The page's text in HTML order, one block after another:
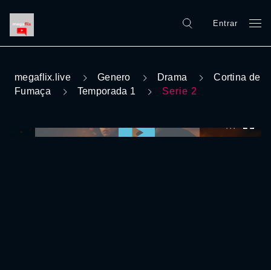
Entrar
megaflix.live Genero Drama
Cortina de
Fumaça
Temporada 1 Serie 2